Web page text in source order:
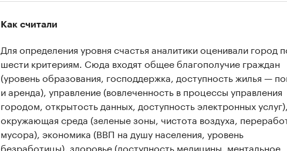
Как считали
Для определения уровня счастья аналитики оценивали город
шести критериям. Сюда входят общее благополучие граждан
(уровень образования, господдержка, доступность жилья —
и аренда), управление (вовлеченность в процессы управления
городом, открытость данных, доступность электронных
окружающая среда (зеленые зоны, чистота воздуха,
мусора), экономика (ВВП на душу населения, уровень
безработицы), здоровье (доступность медицины, ментальное